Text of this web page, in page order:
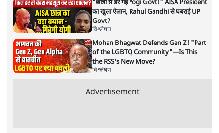
अगली खबर लोड हो रही है...
ताजा खबरें
पीएम मोदी की विदेश यात्राएंः 74.59 करोड़ रुपये